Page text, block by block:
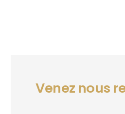
Venez nous